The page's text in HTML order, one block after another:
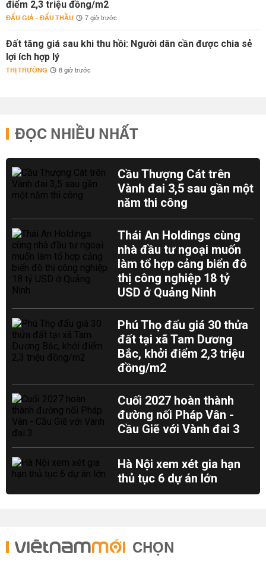
điểm 2,3 triệu đồng/m2
ĐẤU GIÁ - ĐẤU THẦU 7 giờ trước
Đất tăng giá sau khi thu hồi: Người dân cần được chia sẻ
lợi ích hợp lý
THỊ TRƯỜNG 8 giờ trước
ĐỌC NHIỀU NHẤT
Cầu Thượng Cát trên
Vành đai 3,5 sau gần một
năm thi công
Thái An Holdings cùng
nhà đầu tư ngoại muốn
làm tổ hợp cảng biển đô
thị công nghiệp 18 tỷ
USD ở Quảng Ninh
Phú Thọ đấu giá 30 thửa
đất tại xã Tam Dương
Bắc, khởi điểm 2,3 triệu
đồng/m2
Cuối 2027 hoàn thành
đường nối Pháp Vân -
Cầu Giẽ với Vành đai 3
Hà Nội xem xét gia hạn
thủ tục 6 dự án lớn
CHỌN